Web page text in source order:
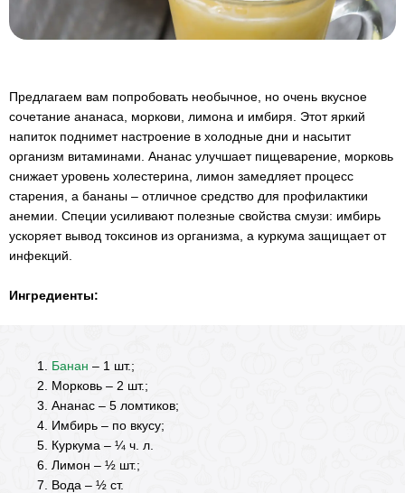
Предлагаем вам попробовать необычное, но очень вкусное
сочетание ананаса, моркови, лимона и имбиря. Этот яркий
напиток поднимет настроение в холодные дни и насытит
организм витаминами. Ананас улучшает пищеварение, морковь
снижает уровень холестерина, лимон замедляет процесс
старения, а бананы – отличное средство для профилактики
анемии. Специи усиливают полезные свойства смузи: имбирь
ускоряет вывод токсинов из организма, а куркума защищает от
инфекций.
Ингредиенты:
Банан – 1 шт.;
Морковь – 2 шт.;
Ананас – 5 ломтиков;
Имбирь – по вкусу;
Куркума – ¼ ч. л.
Лимон – ½ шт.;
Вода – ½ ст.